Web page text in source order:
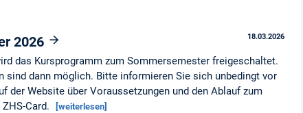
18.03.2026
2026
das Kursprogramm zum Sommersemester freigeschaltet.
sind dann möglich. Bitte informieren Sie sich unbedingt vor
der Website über Voraussetzungen und den Ablauf zum
Card.
[weiterlesen]